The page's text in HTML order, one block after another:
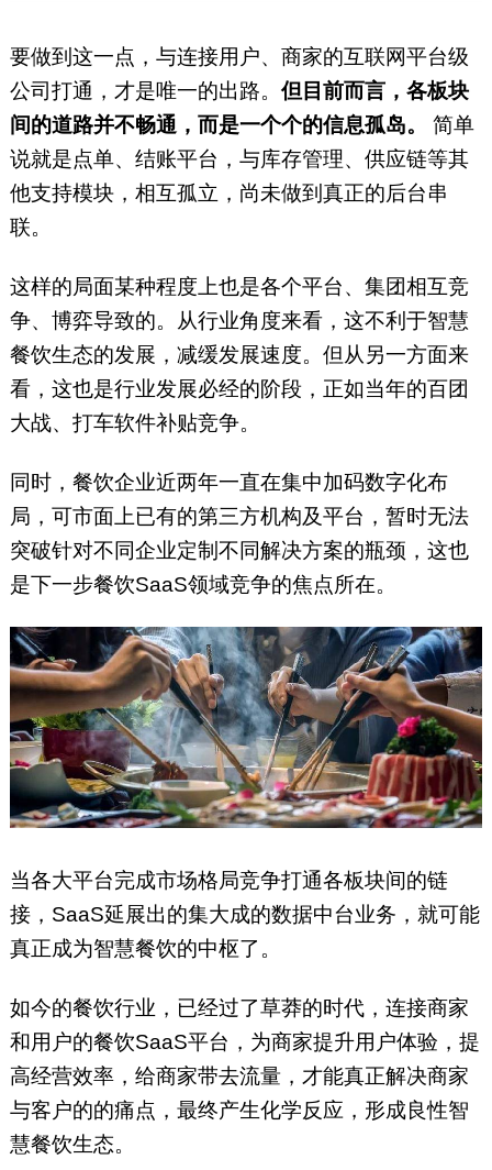
要做到这一点，与连接用户、商家的互联网平台级
公司打通，才是唯一的出路。 但目前而言，各板块
间的道路并不畅通，而是一个个的信息孤岛。 简单
说就是点单、结账平台，与库存管理、供应链等其
他支持模块，相互孤立，尚未做到真正的后台串
联。
这样的局面某种程度上也是各个平台、集团相互竞
争、博弈导致的。从行业角度来看，这不利于智慧
餐饮生态的发展，减缓发展速度。但从另一方面来
看，这也是行业发展必经的阶段，正如当年的百团
大战、打车软件补贴竞争。
同时，餐饮企业近两年一直在集中加码数字化布
局，可市面上已有的第三方机构及平台，暂时无法
突破针对不同企业定制不同解决方案的瓶颈，这也
是下一步餐饮SaaS领域竞争的焦点所在。
当各大平台完成市场格局竞争打通各板块间的链
接，SaaS延展出的集大成的数据中台业务，就可能
真正成为智慧餐饮的中枢了。
如今的餐饮行业，已经过了草莽的时代，连接商家
和用户的餐饮SaaS平台，为商家提升用户体验，提
高经营效率，给商家带去流量，才能真正解决商家
与客户的的痛点，最终产生化学反应，形成良性智
慧餐饮生态。